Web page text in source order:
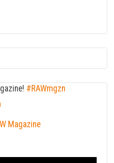
#RAWmgzn
Magazine